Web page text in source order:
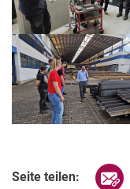
Seite teilen: